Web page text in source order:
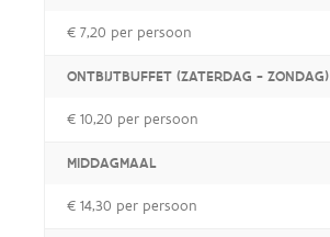
€ 7,20 per persoon
ONTBIJTBUFFET (ZATERDAG - ZONDAG)
€ 10,20 per persoon
MIDDAGMAAL
€ 14,30 per persoon